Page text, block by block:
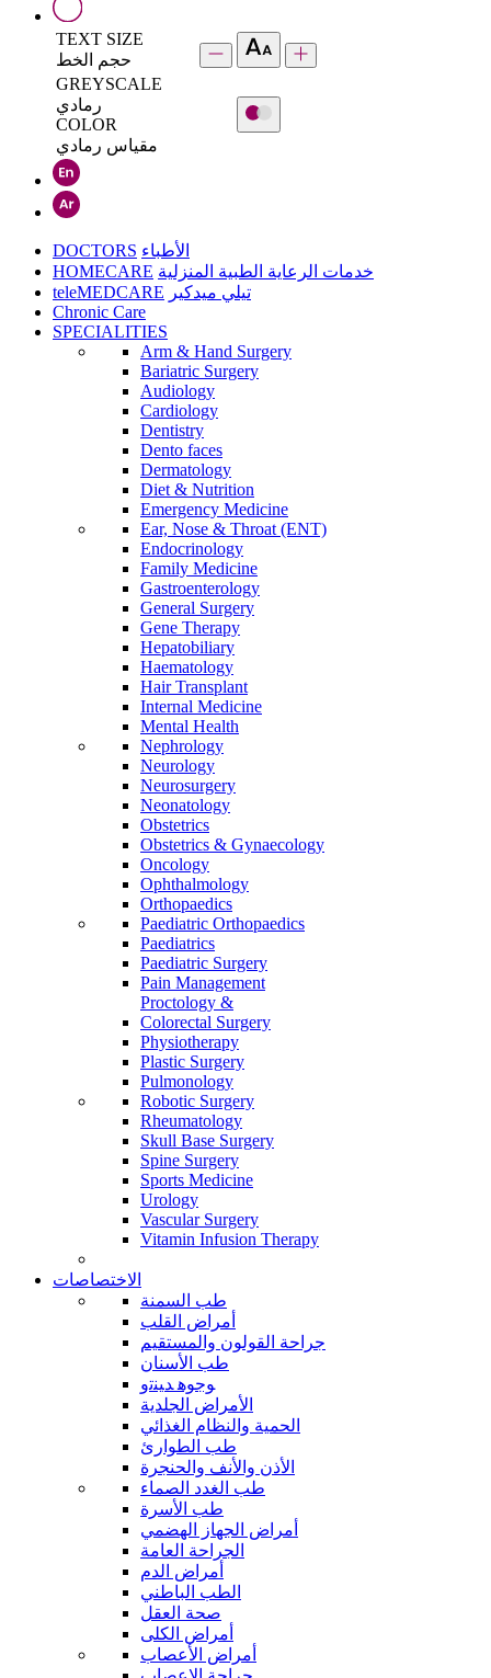
TEXT SIZE
حجم الخط
GREYSCALE
رمادي
COLOR
مقياس رمادي
DOCTORS الأطباء
HOMECARE خدمات الرعاية الطبية المنزلية
teleMEDCARE تيلي ميدكير
Chronic Care
SPECIALITIES
Arm & Hand Surgery
Bariatric Surgery
Audiology
Cardiology
Dentistry
Dento faces
Dermatology
Diet & Nutrition
Emergency Medicine
Ear, Nose & Throat (ENT)
Endocrinology
Family Medicine
Gastroenterology
General Surgery
Gene Therapy
Hepatobiliary
Haematology
Hair Transplant
Internal Medicine
Mental Health
Nephrology
Neurology
Neurosurgery
Neonatology
Obstetrics
Obstetrics & Gynaecology
Oncology
Ophthalmology
Orthopaedics
Paediatric Orthopaedics
Paediatrics
Paediatric Surgery
Pain Management
Proctology &
Colorectal Surgery
Physiotherapy
Plastic Surgery
Pulmonology
Robotic Surgery
Rheumatology
Skull Base Surgery
Spine Surgery
Sports Medicine
Urology
Vascular Surgery
Vitamin Infusion Therapy
الاختصاصات
طب السمنة
أمراض القلب
جراحة القولون والمستقيم
طب الأسنان
ﻮﺟﻮﻫ ﺪﻴﻨﺗﻭ
الأمراض الجلدية
الحمية والنظام الغذائي
طب الطوارئ
الأذن والأنف والحنجرة
طب الغدد الصماء
طب الأسرة
أمراض الجهاز الهضمي
الجراحة العامة
أمراض الدم
الطب الباطني
صحة العقل
أمراض الكلى
أمراض الأعصاب